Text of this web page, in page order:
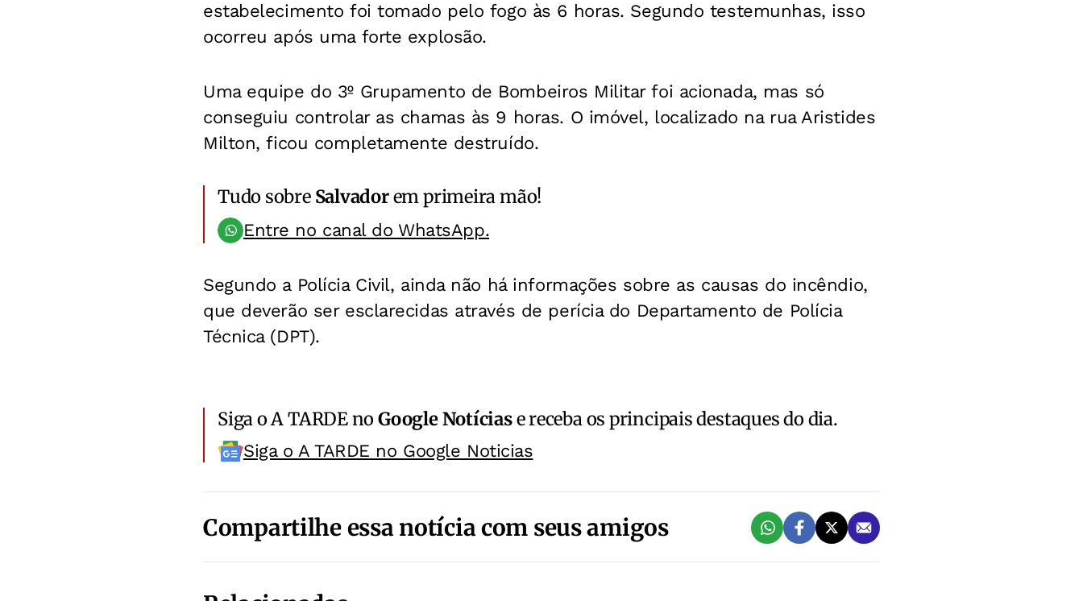
estabelecimento foi tomado pelo fogo às 6 horas. Segundo testemunhas, isso
ocorreu após uma forte explosão.
Uma equipe do 3º Grupamento de Bombeiros Militar foi acionada, mas só
conseguiu controlar as chamas às 9 horas. O imóvel, localizado na rua Aristides
Milton, ficou completamente destruído.
Tudo sobre Salvadorem primeira mão!
Entre no canal do WhatsApp.
Segundo a Polícia Civil, ainda não há informações sobre as causas do incêndio,
que deverão ser esclarecidas através de perícia do Departamento de Polícia
Técnica (DPT).
Siga o A TARDE noGoogle Notíciase receba os principais destaques do dia.
Siga o A TARDE no Google Noticias
Compartilhe essa notícia com seus amigos